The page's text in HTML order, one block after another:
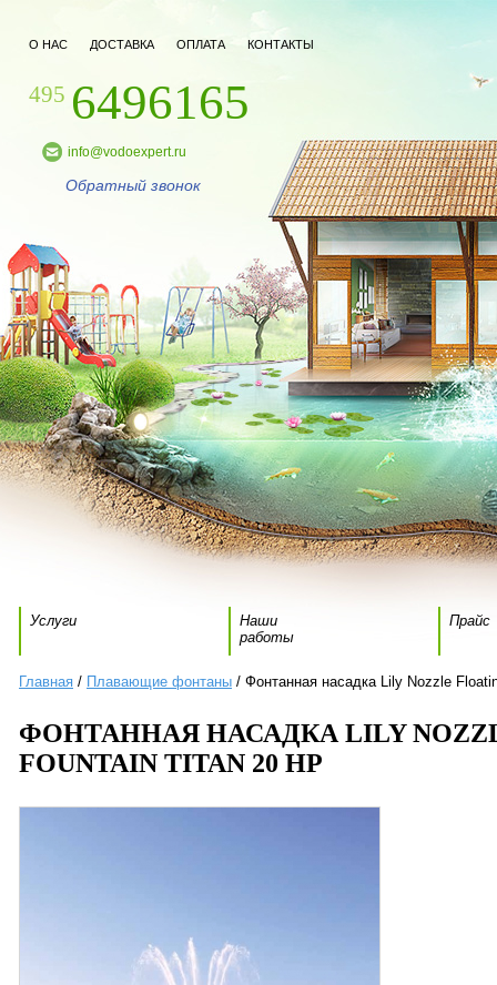
О НАС ДОСТАВКА ОПЛАТА КОНТАКТЫ
495 6496165
info@vodoexpert.ru
Обратный звонок
Услуги
Наши
работы
Прайс
Главная / Плавающие фонтаны / Фонтанная насадка Lily Nozzle
ФОНТАННАЯ НАСАДКА LILY
FOUNTAIN TITAN 20 HP